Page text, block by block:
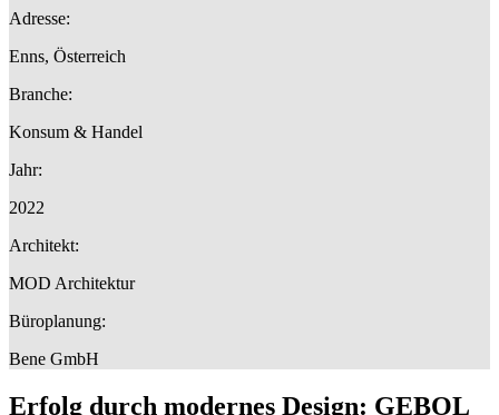
Adresse:
Enns, Österreich
Branche:
Konsum & Handel
Jahr:
2022
Architekt:
MOD Architektur
Büroplanung:
Bene GmbH
Erfolg durch modernes Design: GEBOL